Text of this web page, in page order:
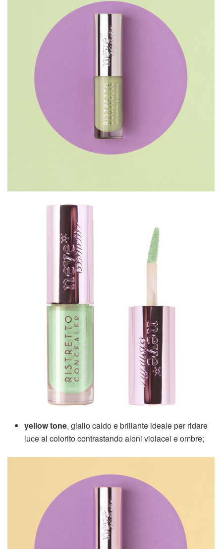
yellowtone, giallo caldo e brillante ideale per ridare
luce al colorito contrastando aloni violacei e ombre;